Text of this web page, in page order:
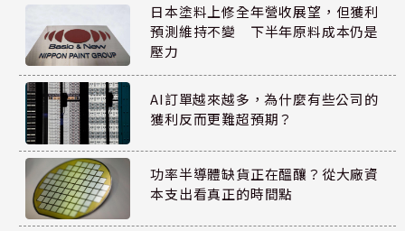
日本塗料上修全年營收展望，但獲利
預測維持不變 下半年原料成本仍是
壓力
AI訂單越來越多，為什麼有些公司的
獲利反而更難超預期？
功率半導體缺貨正在醞釀？從大廠資
本支出看真正的時間點